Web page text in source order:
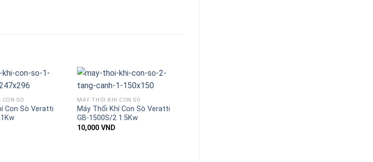
SÒ
Con Sò Veratti
MÁY THỔI KHÍ CON SÒ
Máy Thổi Khí Con Sò Veratti
GB-1500S/2 1.5Kw
10,000VND